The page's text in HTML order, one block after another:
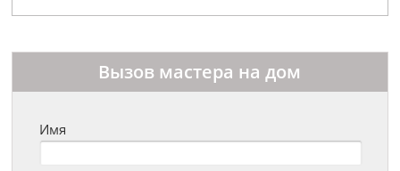
Вызов мастера на дом
Имя